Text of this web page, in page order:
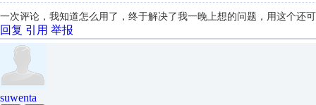
一次评论，我知道怎么用了，终于解决了我一晚上想的问题，用这个还
回复 引用 举报
suwenta